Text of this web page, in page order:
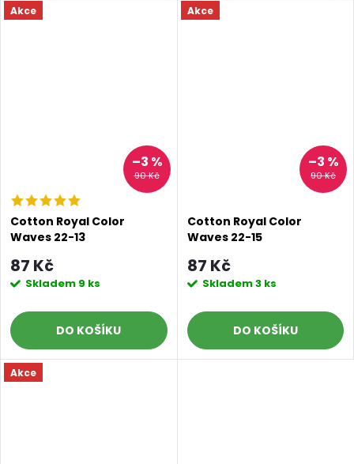
Akce
90 Kč
–3 %
Cotton Royal Color
Waves 22-13
87 Kč
Skladem 9 ks
DO KOŠÍKU
Akce
90 Kč
–3 %
Cotton Royal Color
Waves 22-15
87 Kč
Skladem3 ks
DO KOŠÍKU
Akce